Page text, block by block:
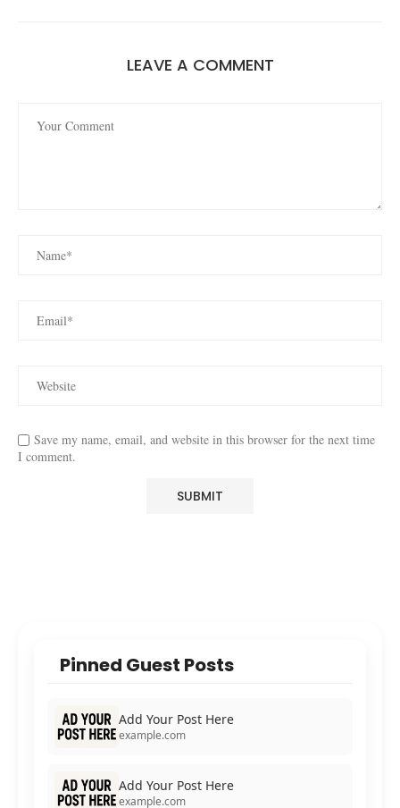
LEAVE A COMMENT
Save my name, email, and website in this browser for the next time
I comment.
Pinned Guest Posts
Add Your Post Here
example.com
Add Your Post Here
example.com